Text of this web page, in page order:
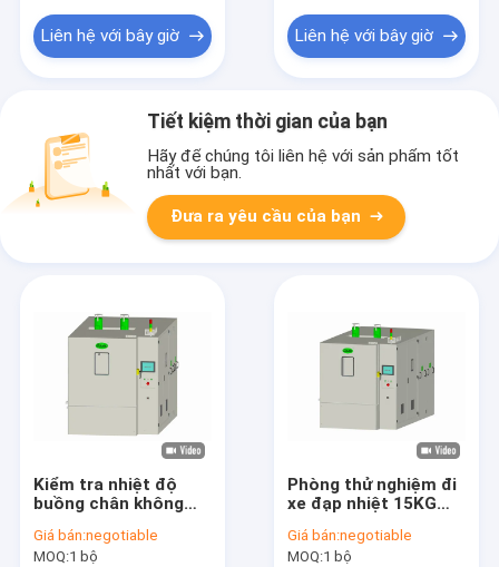
Liên hệ với bây giờ Liên hệ với bây giờ
Tiết kiệm thời gian của bạn
Hãy để chúng tôi liên hệ với sản phẩm tốt
nhất với bạn.
Đưa ra yêu cầu của bạn
Kiểm tra nhiệt độ
buồng chân không
chỉnh -70 độ An toàn
Giá bán:negotiable
MOQ:1 bộ
Phòng thử nghiệm đi
xe đạp nhiệt 15KG
tra độ ồn thấp
Giá bán:negotiable
MOQ:1 bộ